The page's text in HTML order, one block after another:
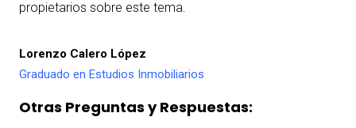
propietarios sobre este tema.
Lorenzo Calero López
Graduado en Estudios Inmobiliarios
Otras Preguntas y Respuestas: